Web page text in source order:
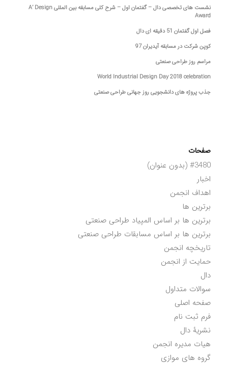
نشست های تخصصی دال – گفتمان اول – شرح کلی مسابقه بین المللی A’ Design
Award
فصل اول گفتمان 51 دقیقه ای دال
کوپن شرکت در مسابقه آیدیران 97
مراسم روز طراحی صنعتی
World Industrial Design Day 2018 celebration
جذب پروژه های دانشجویی روز جهانی طراحی صنعتی
صفحات
#3480 (بدون عنوان)
اخبار
اهداف انجمن
برترین ها
برترین ها بر اساس المپیاد طراحی صنعتی
برترین ها بر اساس مسابقات طراحی صنعتی
تاریخچه انجمن
حمایت از انجمن
دال
سوالات متداول
صفحه اصلی
فرم ثبت نام
نشریۀ دال
هیات مدیره انجمن
گروه های موازی